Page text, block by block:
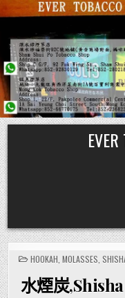
Skip
to
content
POSTED
IN
HOOKAH MOLASSES
水煙炭